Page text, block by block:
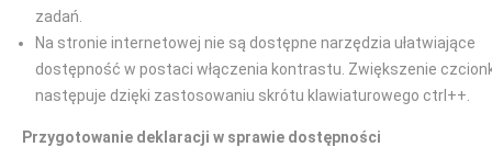
zadań.
Na stronie internetowej nie są dostępne narzędzia ułatwiające
dostępność w postaci włączenia kontrastu. Zwiększenie
następuje dzięki zastosowaniu skrótu klawiaturowego ctrl++.
Przygotowanie deklaracji w sprawie dostępności